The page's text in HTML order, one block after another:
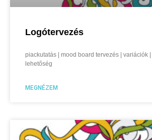
Logótervezés
piackutatás | mood board tervezés | variációk
lehetőség
MEGNÉZEM